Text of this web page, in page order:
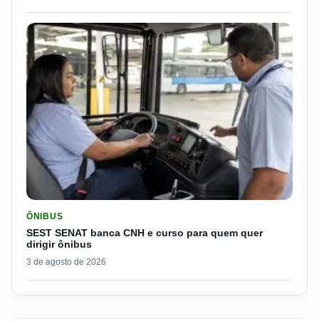
ÔNIBUS
SEST SENAT banca CNH e curso para quem quer
dirigir ônibus
3 de agosto de 2026